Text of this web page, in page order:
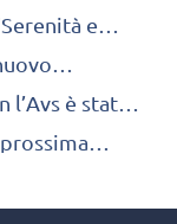
e
l’Avs è stato